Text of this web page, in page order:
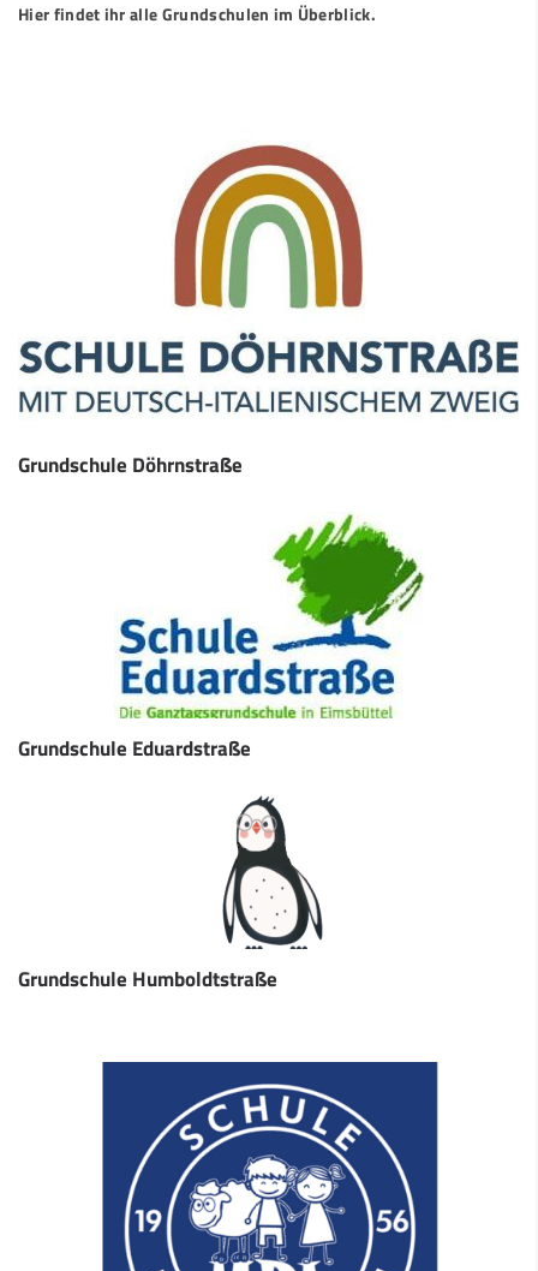
Hier findet ihr alle Grundschulen im Überblick.
Grundschule Döhrnstraße
Grundschule Eduardstraße
Grundschule Humboldtstraße